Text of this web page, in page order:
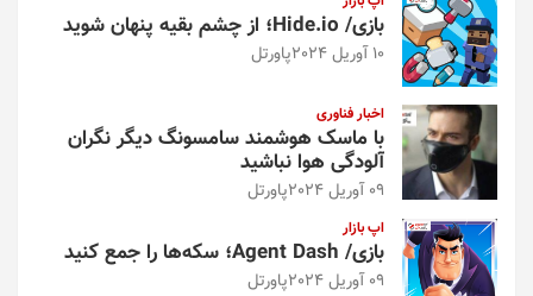
بازی/ Hide.io؛ از چشم بقیه پنهان شوید
10 آوریل 2024 پاورتل
اخبار فناوری
با ماسک هوشمند سامسونگ دیگر نگران
آلودگی هوا نباشید
09 آوریل 2024 پاورتل
اپ بازار
بازی/ Agent Dash؛ سکه‌ها را جمع کنید
09 آوریل 2024 پاورتل